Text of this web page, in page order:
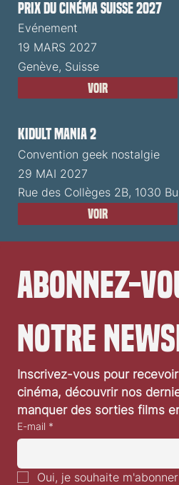
Prix du Cinéma Suisse 2027
Evénement
19 MARS 2027
Genève, Suisse
Voir
Kidult Mania 2
Convention geek nostalgie
29 MAI 2027
Rue des Collèges 2B, 1030
Voir
Abonnez-
notre
Inscrivez-vous pour
cinéma, découvrir nos
manquer des sorties films
E-mail *
Oui, je souhaite